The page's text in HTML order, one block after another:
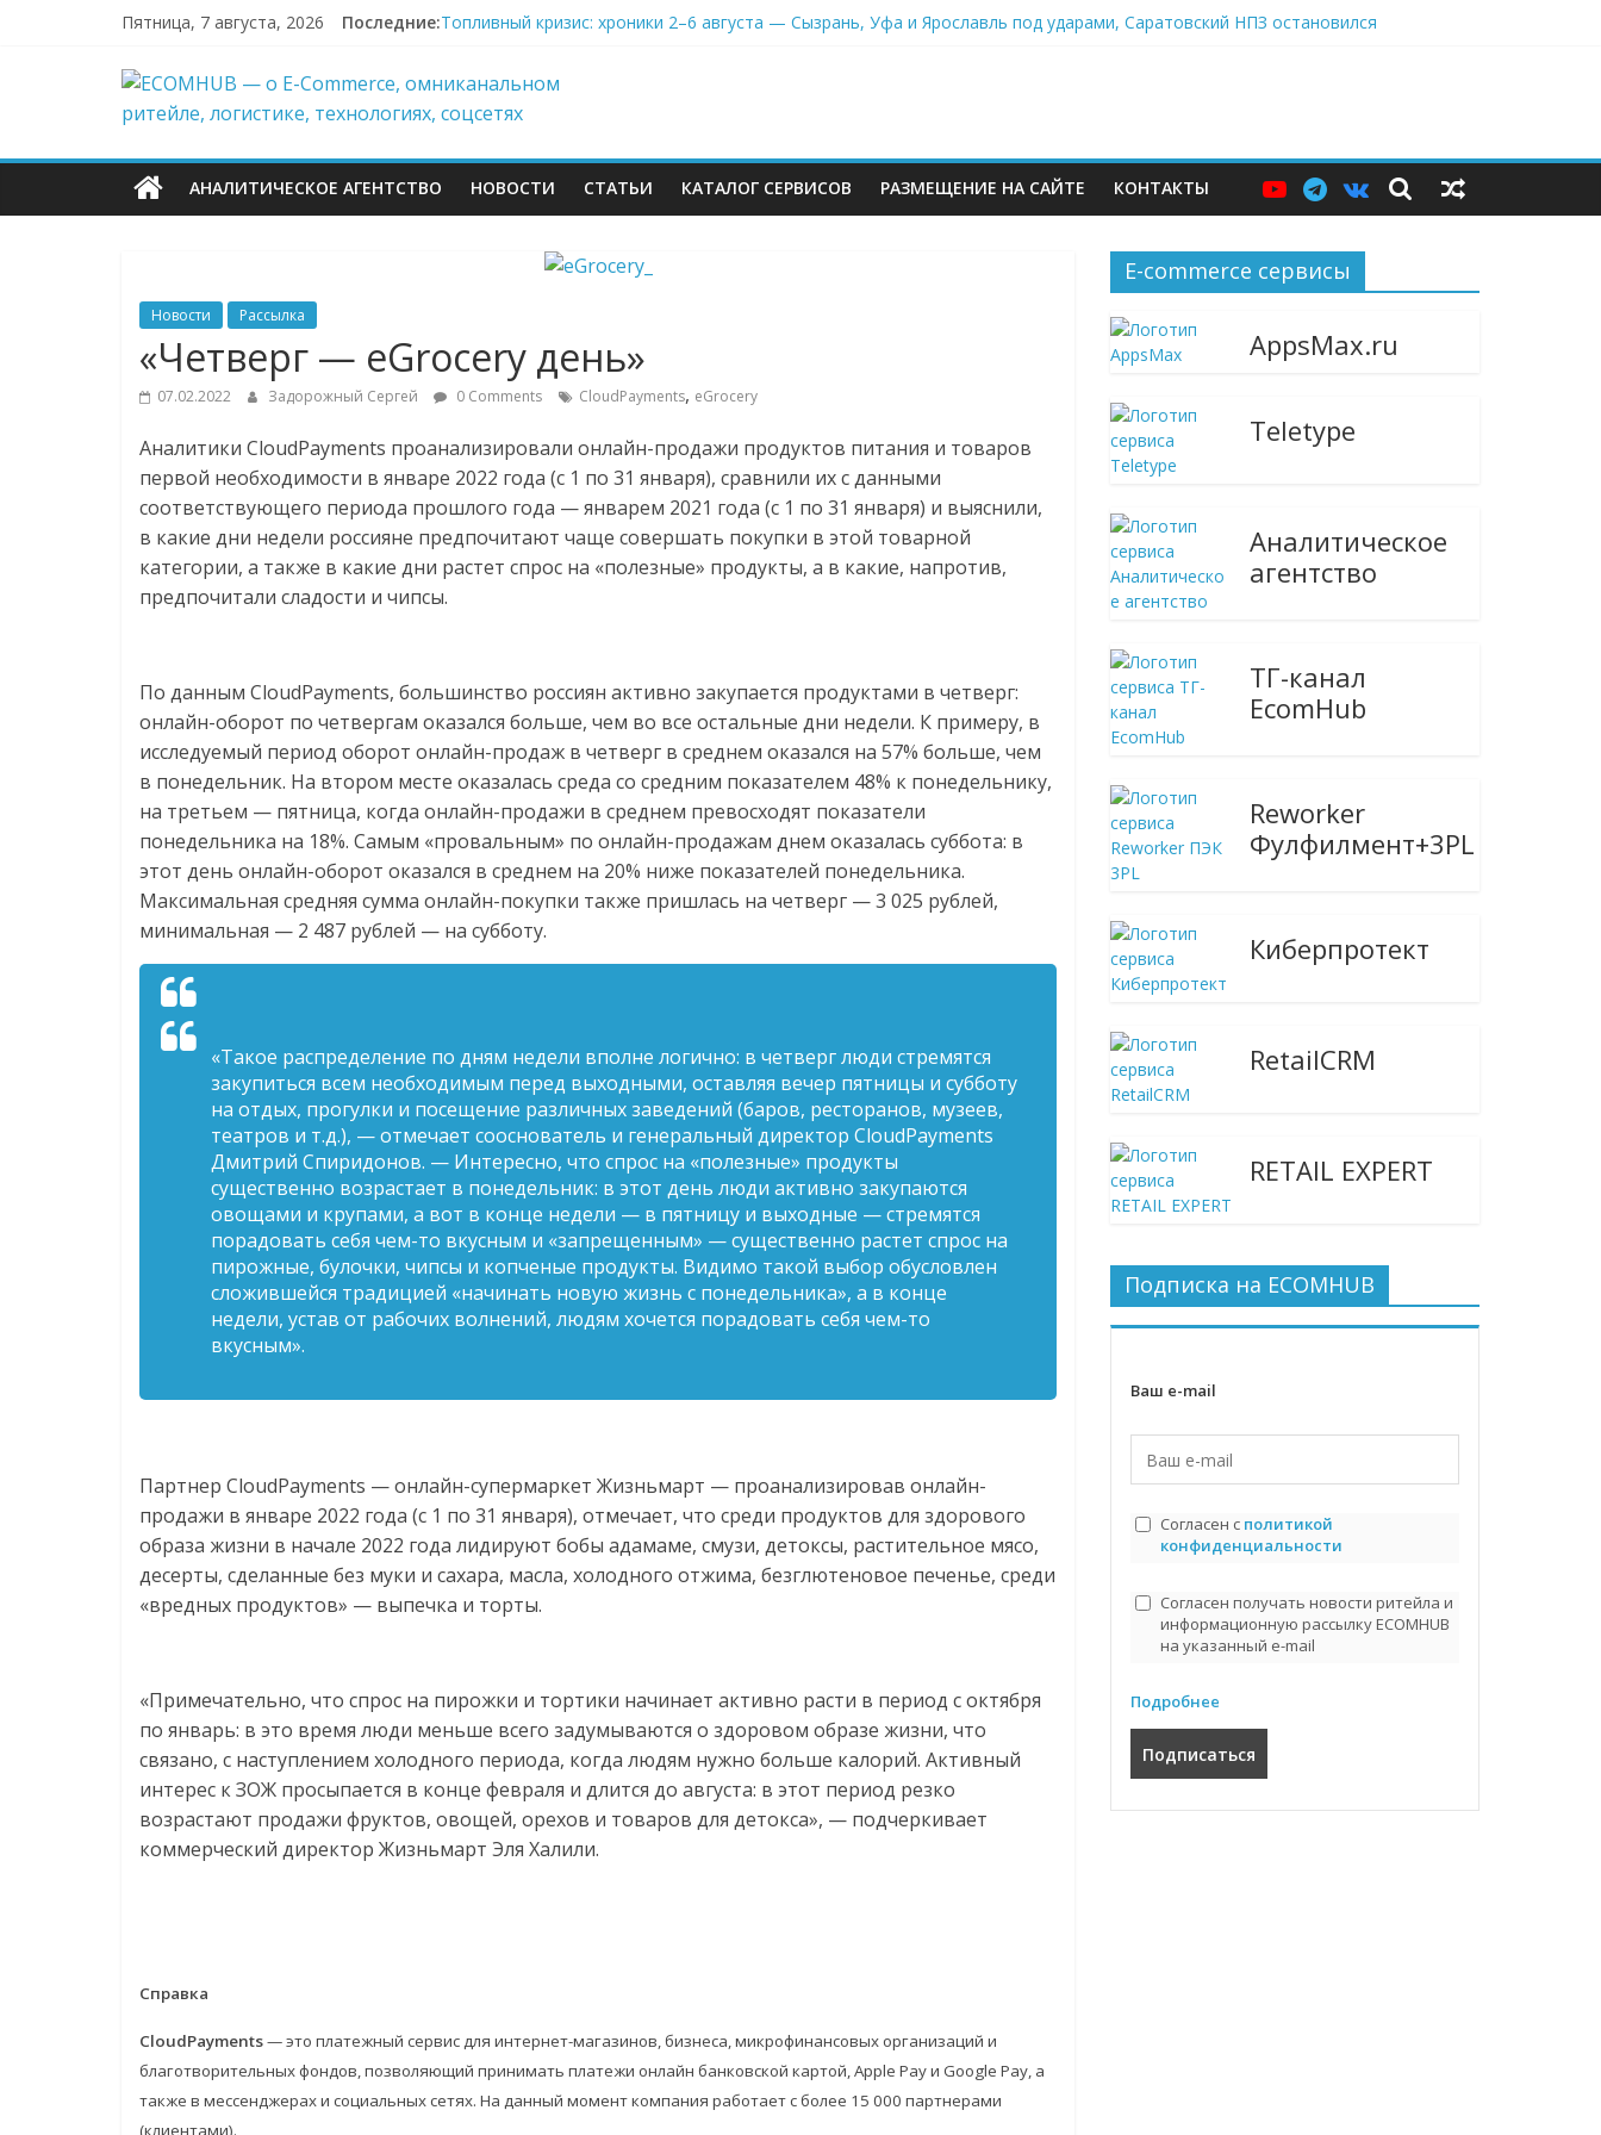
содержимому
Пятница, 7 августа, 2026 Последние:Топливный кризис: хроники 2–6 августа — Сызрань, Уфа и Ярославль под ударами, Саратовский НПЗ остановился
И тут я во всём белом — Wildberries купил бывший офисный комплекс ВТБ в центре Москвы
У меня и справка есть
ECOMHUB
—
о
E-
Commerce,
омниканальном
ритейле,
логистике,
технологиях,
соцсетях
Портал
об
онлайн-
торговле,
сервисах
для
Commerce,
ритейле,
логистике,
технологиях,
соцсетях.
эти
читателем.
АНАЛИТИЧЕСКОЕ АГЕНТСТВО НОВОСТИ СТАТЬИ КАТАЛОГ СЕРВИСОВ РАЗМЕЩЕНИЕ НА САЙТЕ КОНТАКТЫ
Новости Рассылка
«Четверг — eGrocery день»
07.02.2022 Задорожный Сергей 0 Comments CloudPayments, eGrocery
Аналитики CloudPayments проанализировали онлайн-продажи продуктов питания и товаров
первой необходимости в январе 2022 года (с 1 по 31 января), сравнили их с данными
соответствующего периода прошлого года — январем 2021 года (с 1 по 31 января) и выяснили,
в какие дни недели россияне предпочитают чаще совершать покупки в этой товарной
категории, а также в какие дни растет спрос на «полезные» продукты, а в какие, напротив,
предпочитали сладости и чипсы.
По данным CloudPayments, большинство россиян активно закупается продуктами в четверг:
онлайн-оборот по четвергам оказался больше, чем во все остальные дни недели. К примеру, в
исследуемый период оборот онлайн-продаж в четверг в среднем оказался на 57% больше, чем
в понедельник. На втором месте оказалась среда со средним показателем 48% к понедельнику,
на третьем — пятница, когда онлайн-продажи в среднем превосходят показатели
понедельника на 18%. Самым «провальным» по онлайн-продажам днем оказалась суббота: в
этот день онлайн-оборот оказался в среднем на 20% ниже показателей понедельника.
Максимальная средняя сумма онлайн-покупки также пришлась на четверг — 3 025 рублей,
минимальная — 2 487 рублей — на субботу.
«Такое распределение по дням недели вполне логично: в четверг люди стремятся
закупиться всем необходимым перед выходными, оставляя вечер пятницы и субботу
на отдых, прогулки и посещение различных заведений (баров, ресторанов, музеев,
театров и т.д.), — отмечает сооснователь и генеральный директор CloudPayments
Дмитрий Спиридонов. — Интересно, что спрос на «полезные» продукты
существенно возрастает в понедельник: в этот день люди активно закупаются
овощами и крупами, а вот в конце недели — в пятницу и выходные — стремятся
порадовать себя чем-то вкусным и «запрещенным» — существенно растет спрос на
пирожные, булочки, чипсы и копченые продукты. Видимо такой выбор обусловлен
сложившейся традицией «начинать новую жизнь с понедельника», а в конце
недели, устав от рабочих волнений, людям хочется порадовать себя чем-то
вкусным».
Партнер CloudPayments — онлайн-супермаркет Жизньмарт — проанализировав онлайн-
продажи в январе 2022 года (с 1 по 31 января), отмечает, что среди продуктов для здорового
образа жизни в начале 2022 года лидируют бобы адамаме, смузи, детоксы, растительное мясо,
десерты, сделанные без муки и сахара, масла, холодного отжима, безглютеновое печенье, среди
«вредных продуктов» — выпечка и торты.
«Примечательно, что спрос на пирожки и тортики начинает активно расти в период с октября
по январь: в это время люди меньше всего задумываются о здоровом образе жизни, что
связано, с наступлением холодного периода, когда людям нужно больше калорий. Активный
интерес к ЗОЖ просыпается в конце февраля и длится до августа: в этот период резко
возрастают продажи фруктов, овощей, орехов и товаров для детокса», — подчеркивает
коммерческий директор Жизньмарт Эля Халили.
Справка
CloudPayments— это платежный сервис для интернет-магазинов, бизнеса, микрофинансовых организаций и
благотворительных фондов, позволяющий принимать платежи онлайн банковской картой, Аpple Pay и Google Pay, а
также в мессенджерах и социальных сетях. На данный момент компания работает с более 15 000 партнерами
(клиентами).
E-commerce сервисы
AppsMax.ru
Teletype
Аналитическое
агентство
ТГ-канал
EcomHub
Reworker
Фулфилмент+3PL
Киберпротект
RetailCRM
RETAIL EXPERT
Подписка на ECOMHUB
Ваш e-mail
Согласен с политикой
конфиденциальности
Согласен получать новости ритейла и
информационную рассылку ECOMHUB
на указанный e-mail
Подробнее